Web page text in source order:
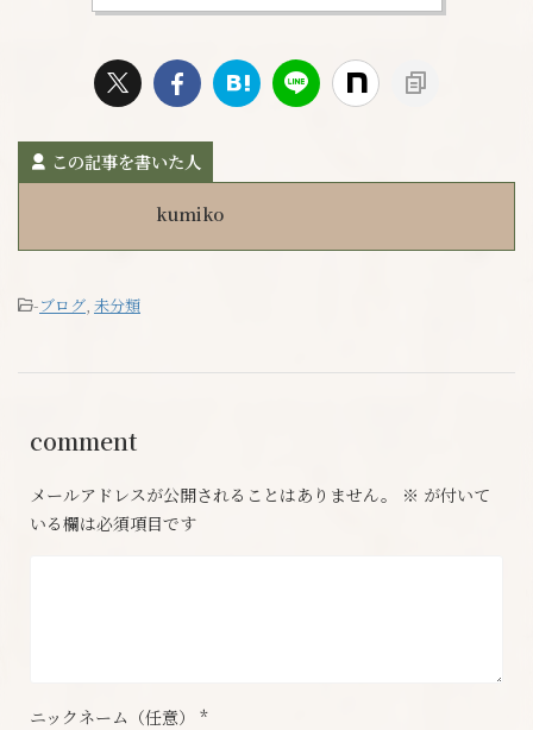
この記事を書いた人
kumiko
-ブログ, 未分類
comment
メールアドレスが公開されることはありません。 ※ が付いて
いる欄は必須項目です
ニックネーム（任意） *